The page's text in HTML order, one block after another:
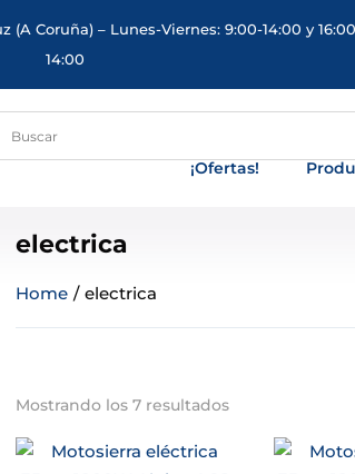
(A Coruña) – Lunes-Viernes: 9:00-14:00 y
14:00
¡Ofertas!
electrica
Home / electrica
Mostrando los 7 resultados